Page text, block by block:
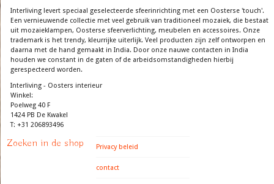
Interliving levert speciaal geselecteerde sfeerinrichting met een Oosterse 'touch'.
Een vernieuwende collectie met veel gebruik van traditioneel mozaiek, die bestaat
uit mozaieklampen, Oosterse sfeerverlichting, meubelen en accessoires. Onze
trademark is het trendy, kleurrijke uiterlijk. Veel producten zijn zelf ontworpen en
daarna met de hand gemaakt in India. Door onze nauwe contacten in India
houden we constant in de gaten of de arbeidsomstandigheden hierbij
gerespecteerd worden.
Interliving - Oosters interieur
Winkel:
Poelweg 40 F
1424 PB De Kwakel
T: +31 206893496
Zoeken in de shop Privacy beleid
contact